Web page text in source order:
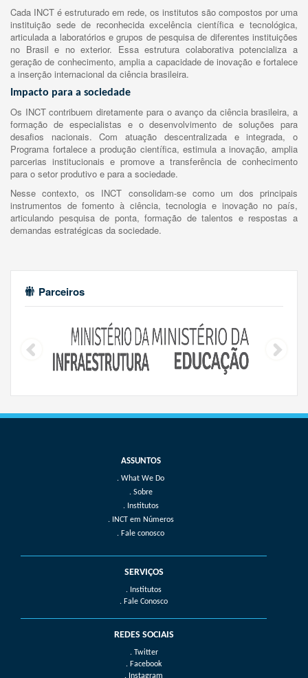
Cada INCT é estruturado em rede, os institutos são compostos por uma
instituição sede de reconhecida excelência científica e tecnológica,
articulada a laboratórios e grupos de pesquisa de diferentes instituições
no Brasil e no exterior. Essa estrutura colaborativa potencializa a
geração de conhecimento, amplia a capacidade de inovação e fortalece
a inserção internacional da ciência brasileira.
Impacto para a sociedade
Os INCT contribuem diretamente para o avanço da ciência brasileira, a
formação de especialistas e o desenvolvimento de soluções para
desafios nacionais. Com atuação descentralizada e integrada, o
Programa fortalece a produção científica, estimula a inovação, amplia
parcerias institucionais e promove a transferência de conhecimento
para o setor produtivo e para a sociedade.
Nesse contexto, os INCT consolidam-se como um dos principais
instrumentos de fomento à ciência, tecnologia e inovação no país,
articulando pesquisa de ponta, formação de talentos e respostas a
demandas estratégicas da sociedade.
Parceiros
What We Do
Sobre
Institutos
INCT em Números
Fale conosco
SERVIÇOS
. Institutos
. Fale Conosco
REDES SOCIAIS
. Twitter
. Facebook
. Instagram